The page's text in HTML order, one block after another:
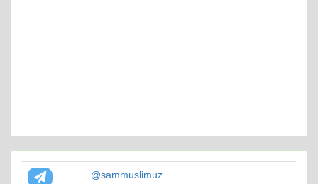
@sammuslimuz